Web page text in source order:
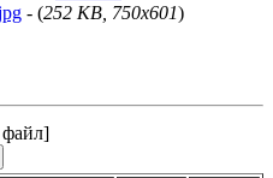
- (252 KB, 750x601)
файл]